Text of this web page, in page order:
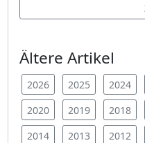
Ältere Artikel
2026 2025 2024
2020
2019 2018
2014
2013 2012